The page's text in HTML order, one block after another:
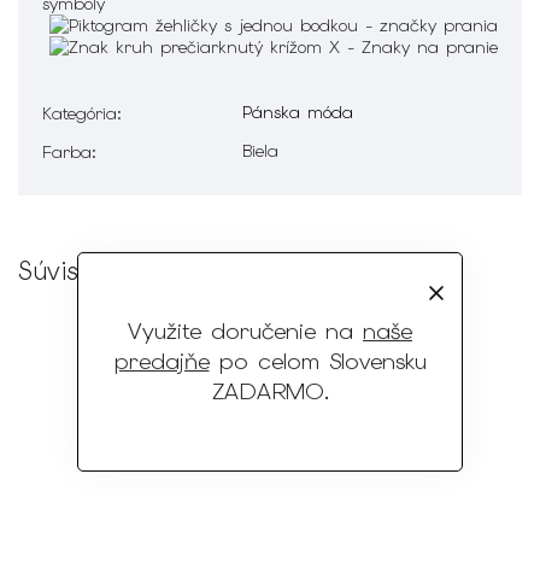
Využite doručenie na naše
predajňepo celom Slovensku
ZADARMO.
Kategória:
Pánska móda
Farba: Biela
Súvisiaci tovar